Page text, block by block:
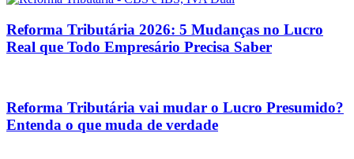
Reforma Tributária 2026: 5 Mudanças no Lucro
Real que Todo Empresário Precisa Saber
Reforma Tributária vai mudar o Lucro Presumido?
Entenda o que muda de verdade